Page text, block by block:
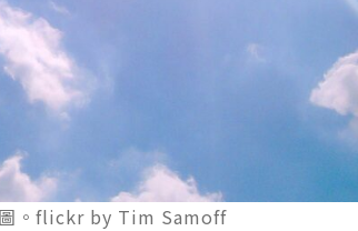
圖。flickr by Tim Samoff